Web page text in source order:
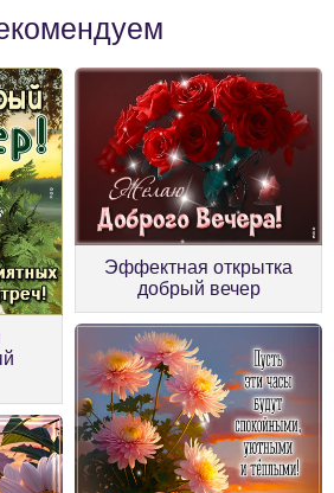
Эффектная открытка
добрый вечер